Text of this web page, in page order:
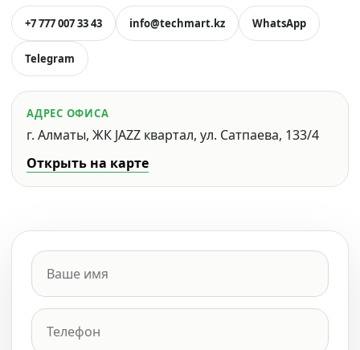
+7 777 007 33 43 info@techmart.kz WhatsApp
Telegram
АДРЕС ОФИСА
г. Алматы, ЖК JAZZ квартал, ул. Сатпаева, 133/4
Открыть на карте